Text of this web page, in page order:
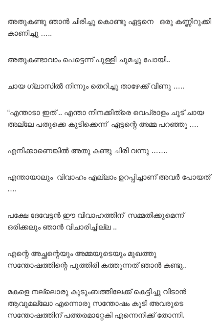
അതുകണ്ടു ഞാൻ ചിരിച്ചു കൊണ്ടു ഏട്ടനെ ഒരു കണ്ണിറുക്കി
കാണിച്ചു …..
അതുകണ്ടാവാം പെട്ടെന്ന് പുള്ളി ചുമച്ചു പോയി..
ചായ ഗ്ലാസിൽ നിന്നും തെറിച്ചു താഴേക്ക് വീണു …..
“എന്താടാ ഇത് .. എന്താ നിനക്കിത്രെ വെപ്രാളം ചൂട് ചായ
അല്ലേ പതുക്കെ കുടിക്കെന്ന് ഏട്ടന്റെ അമ്മ പറഞ്ഞു ….
എനിക്കാണെങ്കിൽ അതു കണ്ടു ചിരി വന്നു …….
എന്തായാലും വിവാഹം എല്ലാം ഉറപ്പിച്ചാണ് അവർ പോയത്
….
പക്ഷേ ദേവേട്ടൻ ഈ വിവാഹത്തിന് സമ്മതിക്കുമെന്ന്
ഒരിക്കലും ഞാൻ വിചാരിച്ചില്ല ..
എന്റെ അച്ഛന്റെയും അമ്മയുടെയും മുഖത്തു
സന്തോഷത്തിന്റെ പൂത്തിരി കത്തുന്നത് ഞാൻ കണ്ടു..
മകളെ നല്ലൊരു കുടുംബത്തിലേക്ക് കെട്ടിച്ചു വിടാൻ
ആവുമല്ലോ എന്നൊരു സന്തോഷം കൂടി അവരുടെ
സന്തോഷത്തിന് പത്തരമാറ്റേകി എന്നെനിക്ക് തോന്നി.